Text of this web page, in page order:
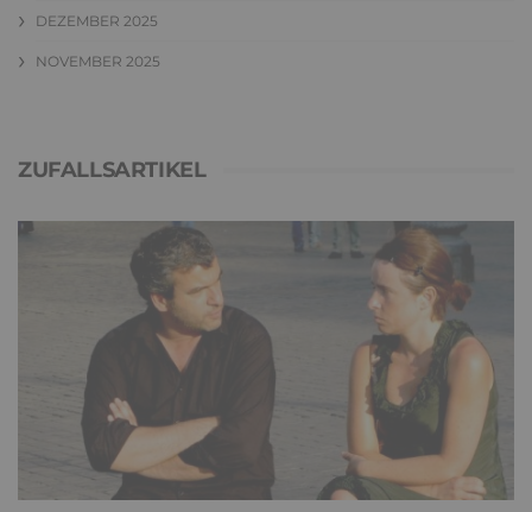
DEZEMBER 2025
NOVEMBER 2025
ZUFALLSARTIKEL